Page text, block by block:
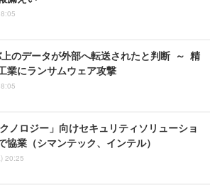
上のデータが外部へ転送されたと判断 ～ 精
業にランサムウェア攻撃
ノロジー」向けセキュリティソリューショ
協業（シマンテック、インテル）
20:25